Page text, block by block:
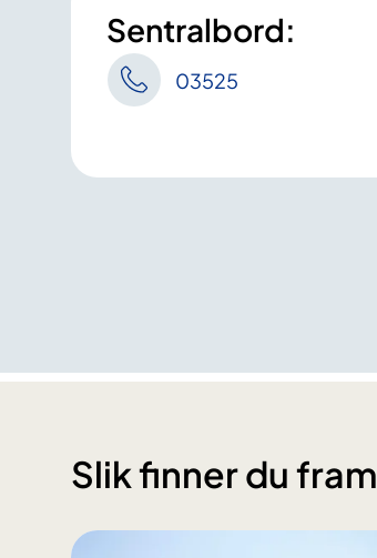
Sentralbord:
03525
Slik finner du fram